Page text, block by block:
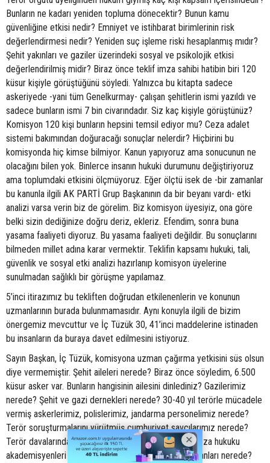
Bunların ne kadarı yeniden topluma dönecektir? Bunun kamu
güvenliğine etkisi nedir? Emniyet ve istihbarat birimlerinin risk
değerlendirmesi nedir? Yeniden suç işleme riski hesaplanmış mıdır?
Şehit yakınları ve gaziler üzerindeki sosyal ve psikolojik etkisi
değerlendirilmiş midir? Biraz önce teklif imza sahibi hatibin biri 120
küsur kişiyle görüştüğünü söyledi. Yalnızca bu kitapta sadece
askeriyede -yani tüm Genelkurmay- çalışan şehitlerin ismi yazıldı ve
sadece bunların ismi 7 bin civarındadır. Siz kaç kişiyle görüştünüz?
Komisyon 120 kişi bunların hepsini temsil ediyor mu? Ceza adalet
sistemi bakımından doğuracağı sonuçlar nelerdir? Hiçbirini bu
komisyonda hiç kimse bilmiyor. Kanun yapıyoruz ama sonucunun ne
olacağını bilen yok. Binlerce insanın hukuki durumunu değiştiriyoruz
ama toplumdaki etkisini ölçmüyoruz. Eğer ölçtü isek de -bir zamanlar
bu kanunla ilgili AK PARTİ Grup Başkanının da bir beyanı vardı- etki
analizi varsa verin biz de görelim. Biz komisyon üyesiyiz, ona göre
belki sizin dediğinize doğru deriz, ekleriz. Efendim, sonra buna
yasama faaliyeti diyoruz. Bu yasama faaliyeti değildir. Bu sonuçlarını
bilmeden millet adına karar vermektir. Teklifin kapsamı hukuki, tali,
güvenlik ve sosyal etki analizi hazırlanıp komisyon üyelerine
sunulmadan sağlıklı bir görüşme yapılamaz.
5’inci itirazımız bu tekliften doğrudan etkilenenlerin ve konunun
uzmanlarının burada bulunmamasıdır. Aynı konuyla ilgili de bizim
önergemiz mevcuttur ve İç Tüzük 30, 41’inci maddelerine istinaden
bu insanların da buraya davet edilmesini istiyoruz.
Sayın Başkan, İç Tüzük, komisyona uzman çağırma yetkisini süs olsun
diye vermemiştir. Şehit aileleri nerede? Biraz önce söyledim, 6.500
küsur asker var. Bunların hangisinin ailesini dinlediniz? Gazilerimiz
nerede? Şehit ve gazi dernekleri nerede? 30-40 yıl terörle mücadele
vermiş askerlerimiz, polislerimiz, jandarma personelimiz nerede?
Terör soruşturmalarını yürütmüş cumhuriyet savcılarımız nerede?
Terör davalarında görev yapmış hâkimler nerede? Ceza hukuku
akademisyenleri nerede? İstihbarat ve güvenlik uzmanları nerede?